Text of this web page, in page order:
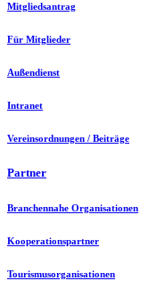
Mitgliedsantrag
Für Mitglieder
Außendienst
Intranet
Vereinsordnungen / Beiträge
Partner
Branchennahe Organisationen
Kooperationspartner
Tourismusorganisationen